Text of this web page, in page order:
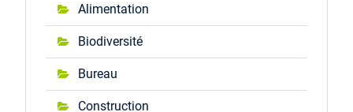
Alimentation
Biodiversité
Bureau
Construction